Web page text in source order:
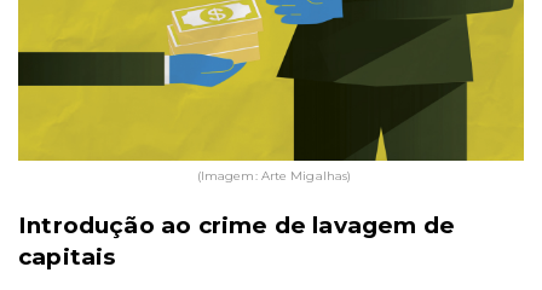
(Imagem: Arte Migalhas)
Introdução ao crime de lavagem de
capitais